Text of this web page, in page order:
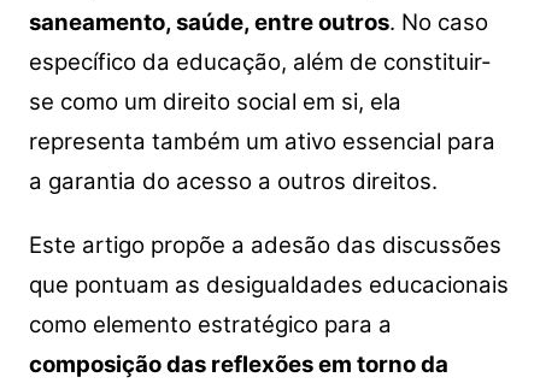
saneamento, saúde, entre outros. No caso
específico da educação, além de constituir-
se como um direito social em si, ela
representa também um ativo essencial para
a garantia do acesso a outros direitos.
Este artigo propõe a adesão das discussões
que pontuam as desigualdades educacionais
como elemento estratégico para a
composição das reflexões em torno da